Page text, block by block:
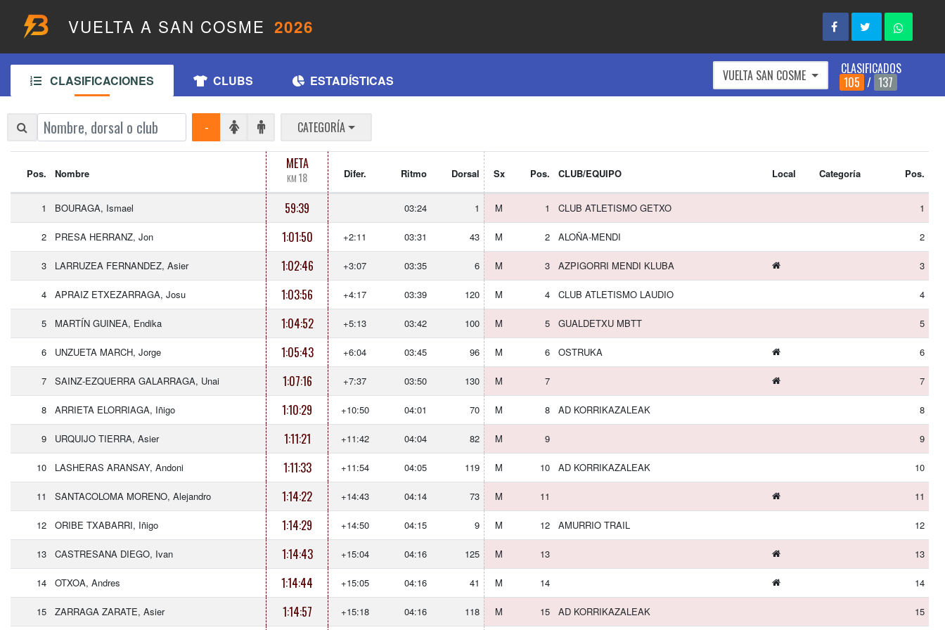
VUELTA A SAN COSME 2026
CLASIFICACIONES CLUBS ESTADÍSTICAS VUELTA SAN COSME
CLASIFICADOS
105 / 137
- CATEGORÍA
Pos. Nombre
META
KM 18 Difer. Ritmo Dorsal Sx Pos. CLUB/EQUIPO Local Categoría Pos.
1 BOURAGA, Ismael 59:39 03:24 1 M 1 CLUB ATLETISMO GETXO 1
2 PRESA HERRANZ, Jon 1:01:50 +2:11 03:31 43 M 2 ALOÑA-MENDI 2
3 LARRUZEA FERNANDEZ, Asier 1:02:46 +3:07 03:35 6 M 3 AZPIGORRI MENDI KLUBA 3
4 APRAIZ ETXEZARRAGA, Josu 1:03:56 +4:17 03:39 120 M 4 CLUB ATLETISMO LAUDIO 4
5 MARTÍN GUINEA, Endika 1:04:52 +5:13 03:42 100 M 5 GUALDETXU MBTT 5
6 UNZUETA MARCH, Jorge 1:05:43 +6:04 03:45 96 M 6 OSTRUKA 6
7 SAINZ-EZQUERRA GALARRAGA, Unai 1:07:16 +7:37 03:50 130 M 7 7
8 ARRIETA ELORRIAGA, Iñigo 1:10:29 +10:50 04:01 70 M 8 AD KORRIKAZALEAK 8
9 URQUIJO TIERRA, Asier 1:11:21 +11:42 04:04 82 M 9 9
10 LASHERAS ARANSAY, Andoni 1:11:33 +11:54 04:05 119 M 10 AD KORRIKAZALEAK 10
11 SANTACOLOMA MORENO, Alejandro 1:14:22 +14:43 04:14 73 M 11 11
12 ORIBE TXABARRI, Iñigo 1:14:29 +14:50 04:15 9 M 12 AMURRIO TRAIL 12
13 CASTRESANA DIEGO, Ivan 1:14:43 +15:04 04:16 125 M 13 13
14 OTXOA, Andres 1:14:44 +15:05 04:16 41 M 14 14
15 ZARRAGA ZARATE, Asier 1:14:57 +15:18 04:16 118 M 15 AD KORRIKAZALEAK 15